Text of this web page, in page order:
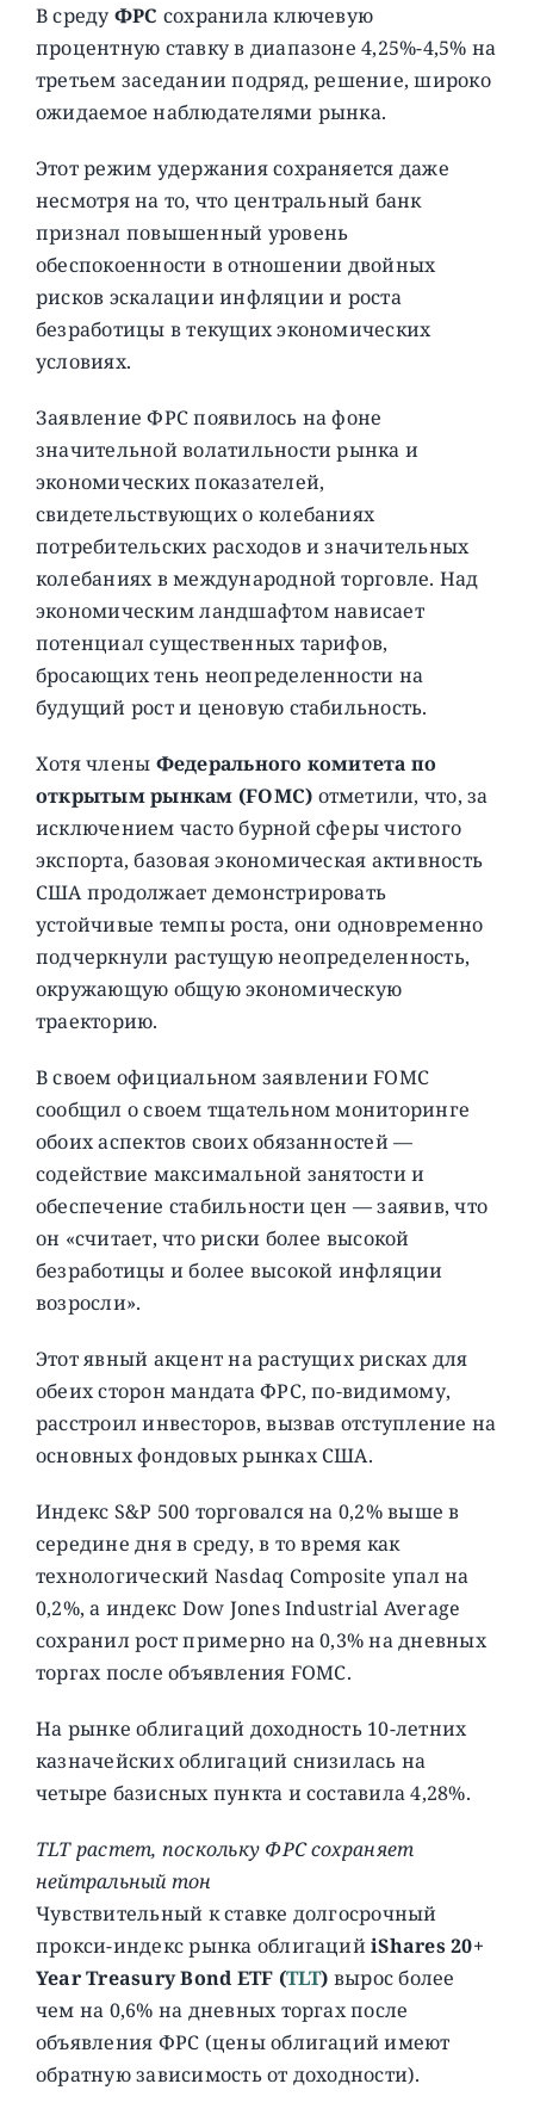
В среду ФРС сохранила ключевую
процентную ставку в диапазоне 4,25%-4,5% на
третьем заседании подряд, решение, широко
ожидаемое наблюдателями рынка.
Этот режим удержания сохраняется даже
несмотря на то, что центральный банк
признал повышенный уровень
обеспокоенности в отношении двойных
рисков эскалации инфляции и роста
безработицы в текущих экономических
условиях.
Заявление ФРС появилось на фоне
значительной волатильности рынка и
экономических показателей,
свидетельствующих о колебаниях
потребительских расходов и значительных
колебаниях в международной торговле. Над
экономическим ландшафтом нависает
потенциал существенных тарифов,
бросающих тень неопределенности на
будущий рост и ценовую стабильность.
Хотя члены Федерального комитета по
открытым рынкам (FOMC) отметили, что, за
исключением часто бурной сферы чистого
экспорта, базовая экономическая активность
США продолжает демонстрировать
устойчивые темпы роста, они одновременно
подчеркнули растущую неопределенность,
окружающую общую экономическую
траекторию.
В своем официальном заявлении FOMC
сообщил о своем тщательном мониторинге
обоих аспектов своих обязанностей —
содействие максимальной занятости и
обеспечение стабильности цен — заявив, что
он «считает, что риски более высокой
безработицы и более высокой инфляции
возросли».
Этот явный акцент на растущих рисках для
обеих сторон мандата ФРС, по-видимому,
расстроил инвесторов, вызвав отступление на
основных фондовых рынках США.
Индекс S&P 500 торговался на 0,2% выше в
середине дня в среду, в то время как
технологический Nasdaq Composite упал на
0,2%, а индекс Dow Jones Industrial Average
сохранил рост примерно на 0,3% на дневных
торгах после объявления FOMC.
На рынке облигаций доходность 10-летних
казначейских облигаций снизилась на
четыре базисных пункта и составила 4,28%.
TLT растет, поскольку ФРС сохраняет
нейтральный тон
Чувствительный к ставке долгосрочный
прокси-индекс рынка облигацийiShares 20+
Year Treasury Bond ETF (TLT) вырос более
чем на 0,6% на дневных торгах после
объявления ФРС (цены облигаций имеют
обратную зависимость от доходности).